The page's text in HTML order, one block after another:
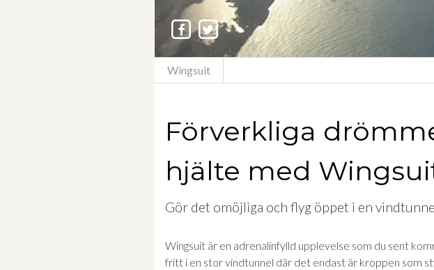
Wingsuit
Förverkliga
hjälte med
Gör det omöjliga och flyg öppet i en
Wingsuit är en adrenalinfylld upplevelse som du sent
fritt i en stor vindtunnel där det endast är kroppen som